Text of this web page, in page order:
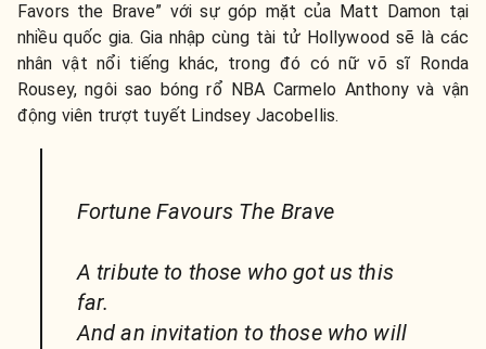
Favors the Brave” với sự góp mặt của Matt Damon tại
nhiều quốc gia. Gia nhập cùng tài tử Hollywood sẽ là các
nhân vật nổi tiếng khác, trong đó có nữ võ sĩ Ronda
Rousey, ngôi sao bóng rổ NBA Carmelo Anthony và vận
động viên trượt tuyết Lindsey Jacobellis.
Fortune Favours The Brave
A tribute to those who got us this
far.
And an invitation to those who will